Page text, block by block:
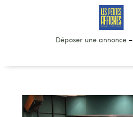
Déposer une annonce–